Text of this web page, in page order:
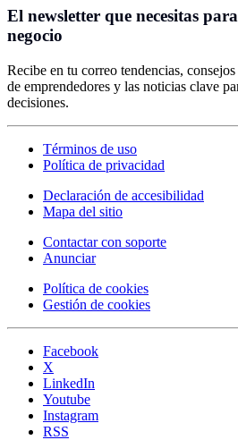
El newsletter que necesitas
negocio
Recibe en tu correo tendencias,
de emprendedores y las noticias clave
decisiones.
Términos de uso
Política de privacidad
Declaración de accesibilidad
Mapa del sitio
Contactar con soporte
Anunciar
Política de cookies
Gestión de cookies
Facebook
X
LinkedIn
Youtube
Instagram
RSS